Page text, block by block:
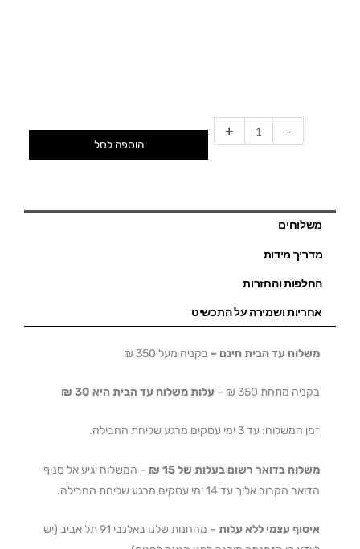
-
+
הוספה לסל
משלוחים
מדריך מידות
החלפות והחזרות
אחריות ושמירה על התכשיט
משלוח עד הבית חינם – בקניה מעל 350 ₪
בקניה מתחת 350 ₪ – עלות משלוח עד הבית היא 30 ₪
זמן המשלוח: עד 3 ימי עסקים מרגע שליחת החבילה.
משלוח בדואר רשום בעלות של 15 ₪
– המשלוח יגיע אל סניף
הדואר הקרוב אליך עד 14 ימי עסקים מרגע שליחת החבילה.
איסוף עצמי ללא עלות
– מהחנות שלנו באלנבי 91 תל אביב (יש